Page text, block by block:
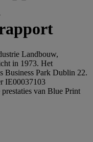
Landbouw,
in 1973. Het
Business Park Dublin 22.
IE00037103
van Blue Print